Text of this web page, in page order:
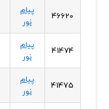
46620
پیام
نور
41474
پیام
نور
41475
پیام
نور